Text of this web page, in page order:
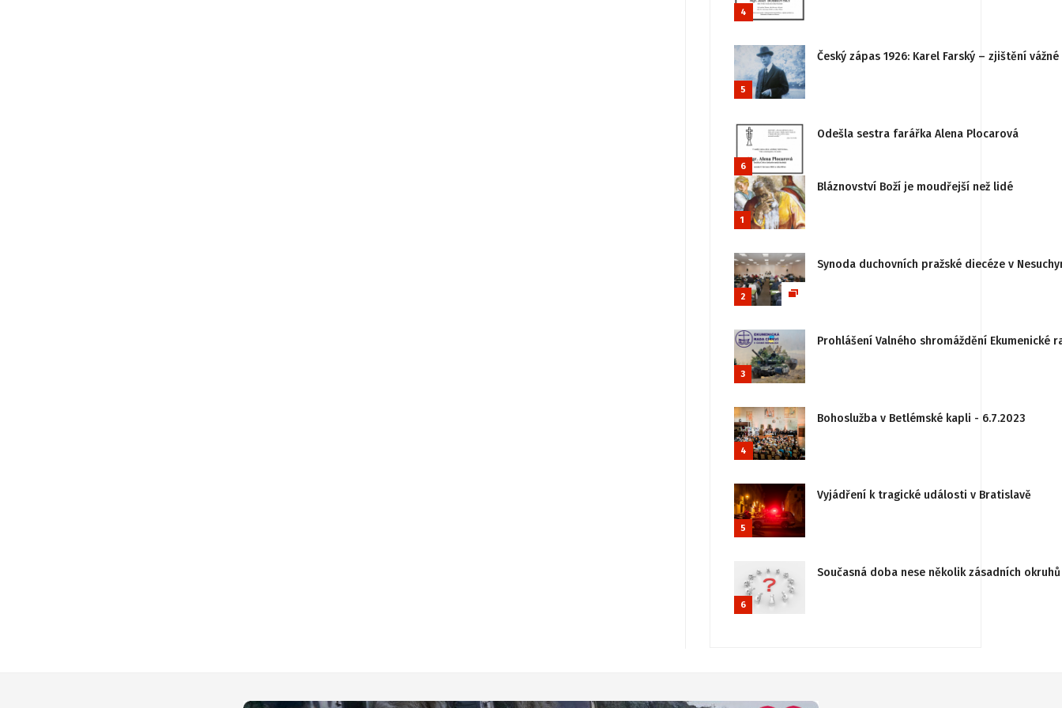
4
5
Český zápas 1926: Karel Farský – zjištění
6
Odešla sestra farářka Alena Plocarová
1
Bláznovství Boží je moudřejší než lidé
2
Synoda duchovních pražské diecéze v
3
Prohlášení Valného shromáždění
4
Bohoslužba v Betlémské kapli - 6.7.2023
5
Vyjádření k tragické události v Bratislavě
6
Současná doba nese několik zásadních